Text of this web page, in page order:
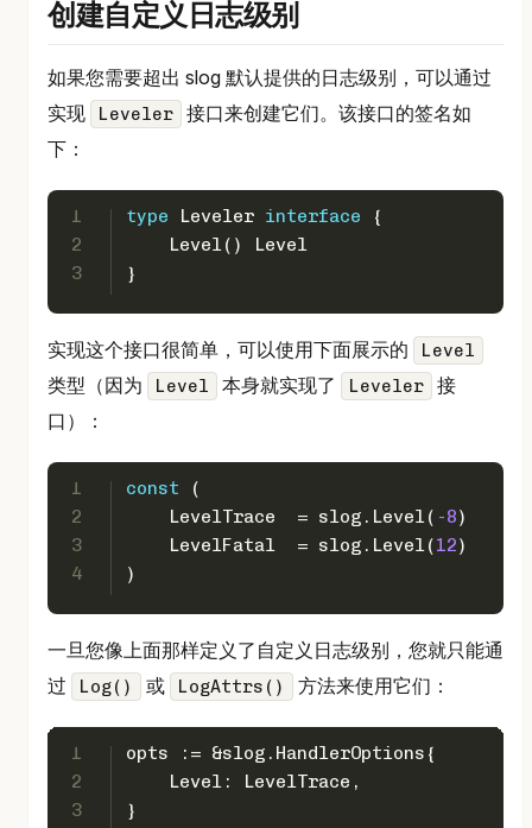
创建自定义日志级别
如果您需要超出 slog 默认提供的日志级别，可以通过
实现
Leveler
接口来创建它们。该接口的签名如
下：
1
2
3
type Leveler interface {
    Level() Level
}
实现这个接口很简单，可以使用下面展示的 Level
类型（因为 Level 本身就实现了 Leveler
接
口）：
1
2
3
4
const (
    LevelTrace  = slog.Level(
-8)
    LevelFatal  = slog.Level(
12)
)
一旦您像上面那样定义了自定义日志级别，您就只能通
过
Log() 或 LogAttrs() 方法来使用它们：
1
2
3
opts := &slog.HandlerOptions{
    Level: LevelTrace,
}